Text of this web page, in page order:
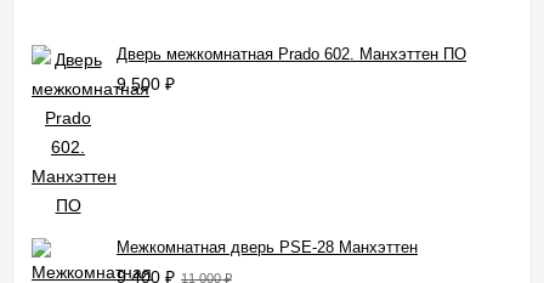
Дверь межкомнатная Prado 602. Манхэттен ПО
9 500 ₽
Межкомнатная дверь PSE-28 Манхэттен
9 400 ₽ 11 000₽